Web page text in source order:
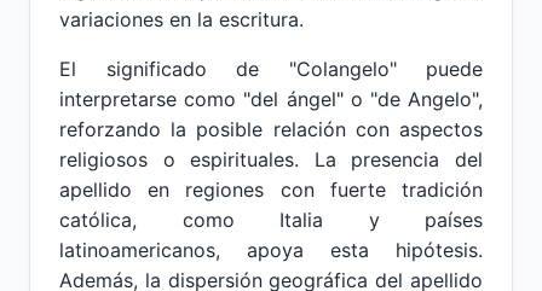
variaciones en la escritura.
El significado de "Colangelo" puede
interpretarse como "del ángel" o "de Angelo",
reforzando la posible relación con aspectos
religiosos o espirituales. La presencia del
apellido en regiones con fuerte tradición
católica, como Italia y países
latinoamericanos, apoya esta hipótesis.
Además, la dispersión geográfica del apellido